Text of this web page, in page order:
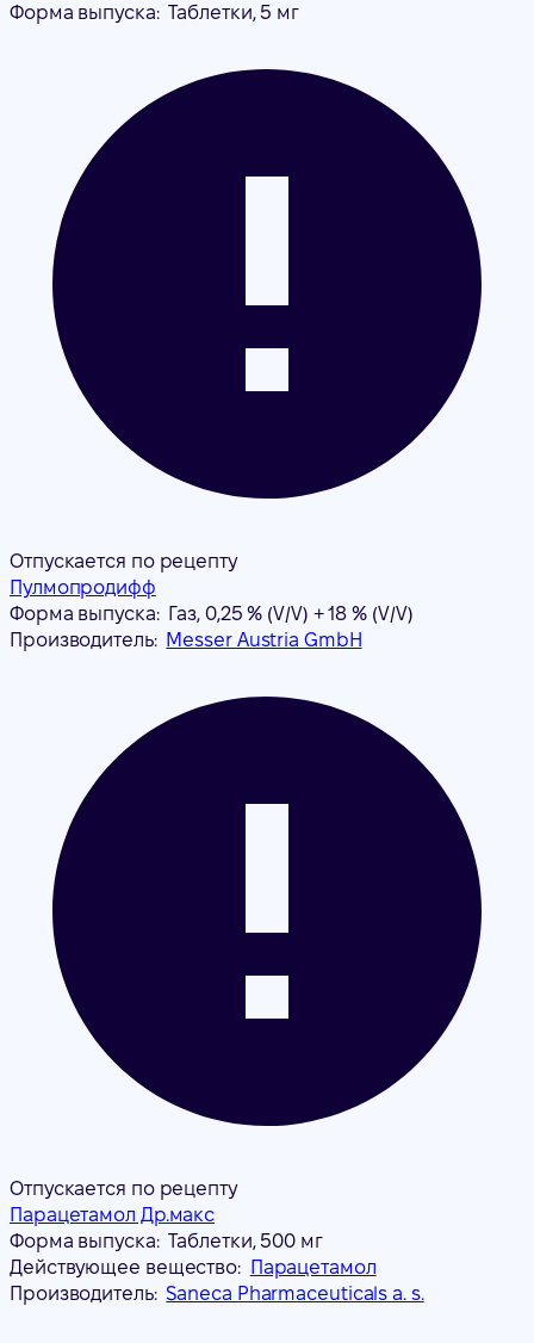
Форма выпуска: Таблетки, 5 мг
Отпускается по рецепту
Пулмопродифф
Форма выпуска: Газ, 0,25 % (V/V) + 18 % (V/V)
Производитель: Messer Austria GmbH
Отпускается по рецепту
Парацетамол Др.макс
Форма выпуска: Таблетки, 500 мг
Действующее вещество: Парацетамол
Производитель: Saneca Pharmaceuticals a. s.